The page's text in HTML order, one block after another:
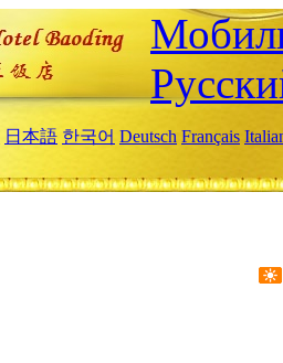
日本語 한국어 Deutsch Français